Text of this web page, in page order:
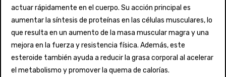
actuar rápidamente en el cuerpo. Su acción principal es
aumentar la síntesis de proteínas en las células musculares, lo
que resulta en un aumento de la masa muscular magra y una
mejora en la fuerza y resistencia física. Además, este
esteroide también ayuda a reducir la grasa corporal al acelerar
el metabolismo y promover la quema de calorías.